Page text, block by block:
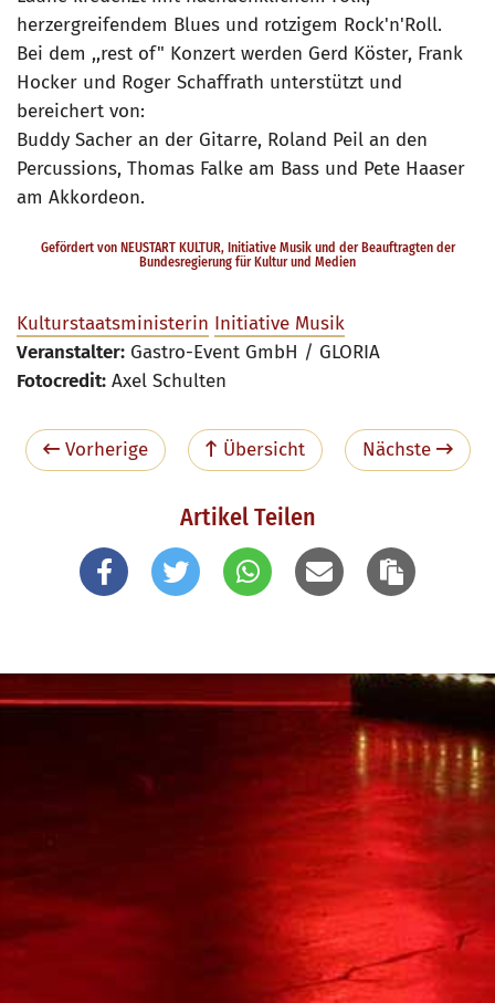
herzergreifendem Blues und rotzigem Rock'n'Roll.
Bei dem ,,rest of" Konzert werden Gerd Köster, Frank
Hocker und Roger Schaffrath unterstützt und
bereichert von:
Buddy Sacher an der Gitarre, Roland Peil an den
Percussions, Thomas Falke am Bass und Pete Haaser
am Akkordeon.
Gefördert von NEUSTART KULTUR, Initiative Musik und der Beauftragten der
Bundesregierung für Kultur und Medien
Kulturstaatsministerin Initiative Musik
Veranstalter: Gastro-Event GmbH / GLORIA
Fotocredit: Axel Schulten
Vorherige Übersicht Nächste
Artikel Teilen